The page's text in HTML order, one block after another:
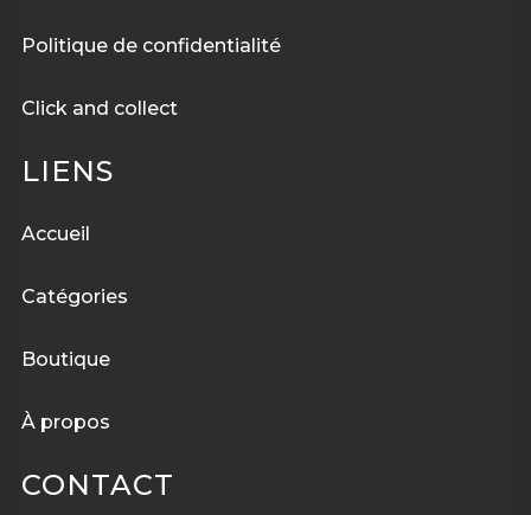
Politique de confidentialité
Click and collect
LIENS
Accueil
Catégories
Boutique
Àpropos
CONTACT